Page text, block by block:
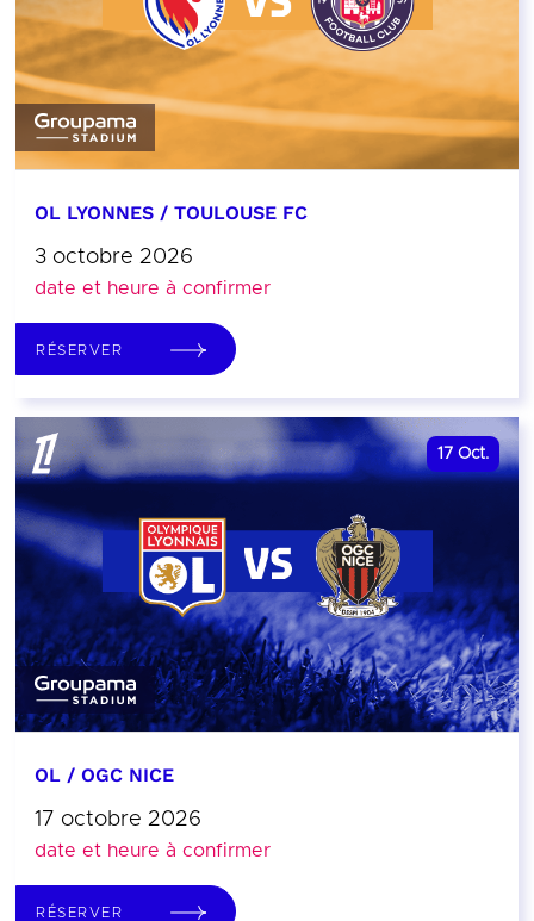
OL LYONNES / TOULOUSE FC
3 octobre 2026
date et heure à confirmer
RÉSERVER
17 Oct.
OL / OGC NICE
17 octobre 2026
date et heure à confirmer
RÉSERVER